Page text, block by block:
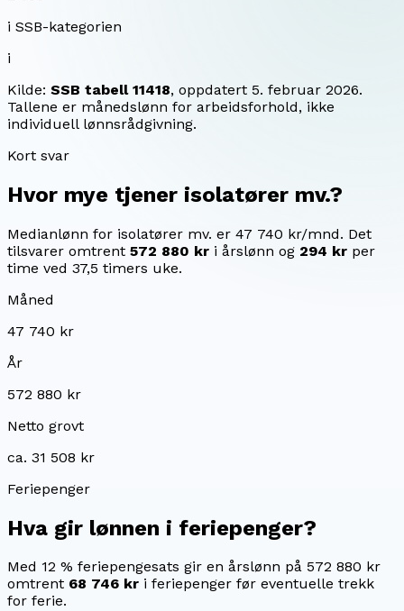
i SSB-kategorien
i
Kilde: SSB tabell 11418, oppdatert 5. februar 2026.
Tallene er månedslønn for arbeidsforhold, ikke
individuell lønnsrådgivning.
Kort svar
Hvor mye tjener isolatører mv.?
Medianlønn for isolatører mv. er 47 740 kr/mnd. Det
tilsvarer omtrent 572 880 kr i årslønn og 294 kr per
time ved 37,5 timers uke.
Måned
47 740 kr
År
572 880 kr
Netto grovt
ca. 31 508 kr
Feriepenger
Hva gir lønnen i feriepenger?
Med 12 % feriepengesats gir en årslønn på 572 880 kr
omtrent 68 746 kr i feriepenger før eventuelle trekk
for ferie.